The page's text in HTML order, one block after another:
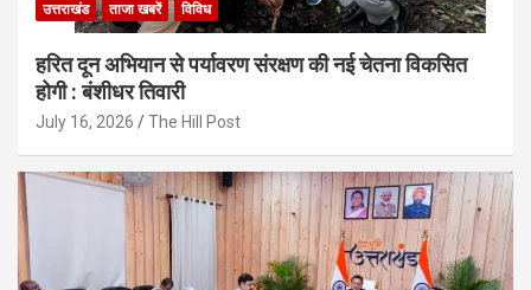
उत्तराखंड ताजा खबरें विविध
हरित दून अभियान से पर्यावरण संरक्षण की नई चेतना विकसित
होगी : बंशीधर तिवारी
July 16, 2026 The Hill Post